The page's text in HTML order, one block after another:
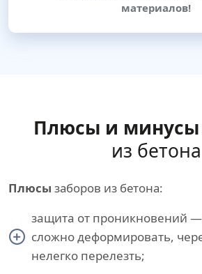
материалов!
Плюсы и минусы
из бетона
Плюсы заборов из бетона:
защита от проникновений
сложно деформировать,
нелегко перелезть;